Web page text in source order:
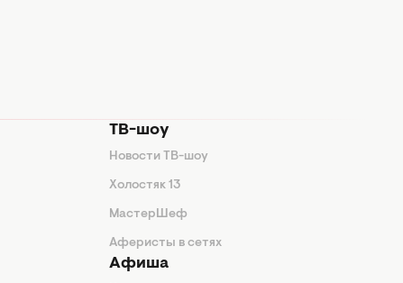
ТВ-шоу
Новости ТВ-шоу
Холостяк 13
МастерШеф
Аферисты в сетях
Афиша